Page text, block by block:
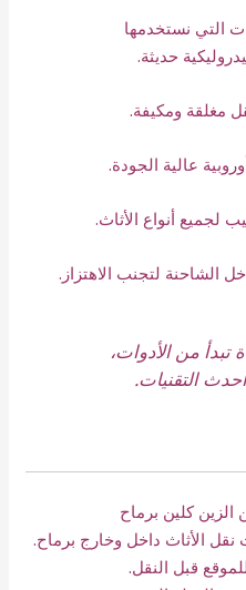
التي نستخدمها
حديثة.
مغلقة ومكيفة.
عالية الجودة.
لجميع أنواع الأثاث.
الشاحنة لتجنب الاهتزاز.
من الأدوات،
التقنيات.
كلين برماح
قبل النقل.